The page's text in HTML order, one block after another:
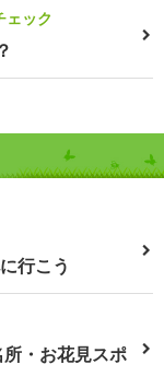
ェック
行こう
・お花見スポ